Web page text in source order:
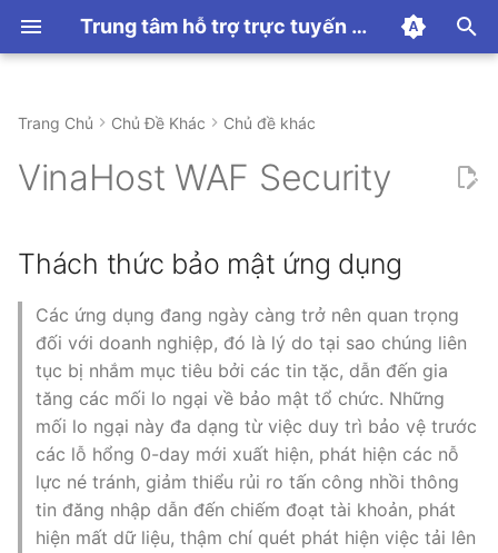
Trung tâm hỗ trợ trực tuyến VinaHost
y
o
Windows VPS
MMO VPS
Email Marketing
Email Filter
Email Relay
Microsoft 365
Google Workspace
License
Palworld
ARK
Trang Chủ Chủ Đề Khác Chủ đề khác
VinaHost WAF Security
Thách thức bảo mật ứng dụng
Các ứng dụng đang ngày càng trở nên quan trọng
đối với doanh nghiệp, đó là lý do tại sao chúng liên
tục bị nhắm mục tiêu bởi các tin tặc, dẫn đến gia
tăng các mối lo ngại về bảo mật tổ chức. Những
mối lo ngại này đa dạng từ việc duy trì bảo vệ trước
các lỗ hổng 0-day mới xuất hiện, phát hiện các nỗ
lực né tránh, giảm thiểu rủi ro tấn công nhồi thông
tin đăng nhập dẫn đến chiếm đoạt tài khoản, phát
hiện mất dữ liệu, thậm chí quét phát hiện việc tải lên